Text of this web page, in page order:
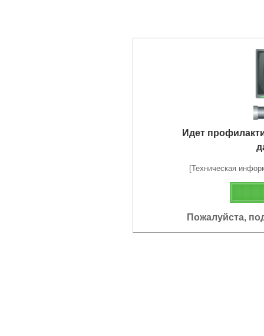
Идет
[Техническая
Пожалуйста,